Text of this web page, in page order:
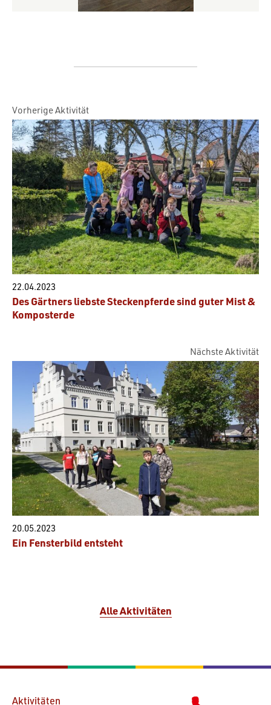
Vorherige Aktivität
22.04.2023
Des Gärtners liebste Steckenpferde sind guter Mist &
Komposterde
Nächste Aktivität
20.05.2023
Ein Fensterbild entsteht
Alle Aktivitäten
Aktivitäten